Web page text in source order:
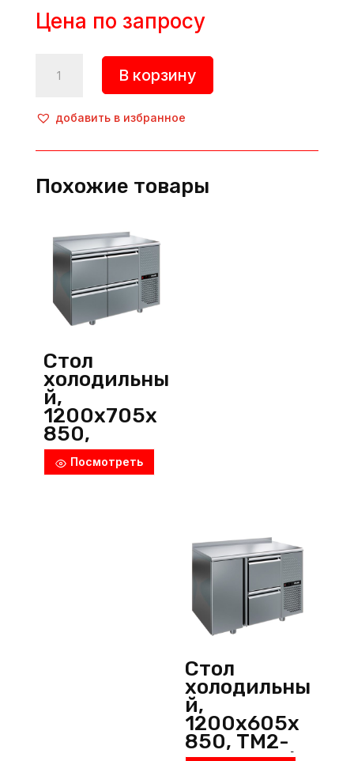
Цена по запросу
товара
холодильный,
SBM190,
(Турция)
В корзину
добавить в избранное
Похожие товары
Стол
холодильны
й,
1200х705х
850,
TM2GN-22-
G, Polair
Посмотреть
Стол
холодильны
й,
1200х605х
850, TM2-